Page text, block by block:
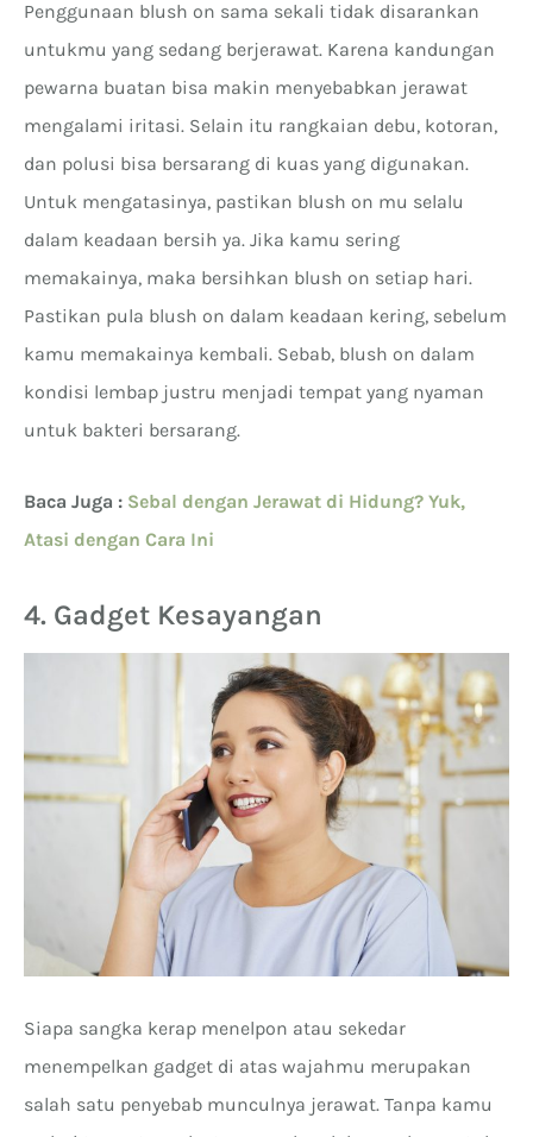
Penggunaan blush on sama sekali tidak disarankan
untukmu yang sedang berjerawat. Karena kandungan
pewarna buatan bisa makin menyebabkan jerawat
mengalami iritasi. Selain itu rangkaian debu, kotoran,
dan polusi bisa bersarang di kuas yang digunakan.
Untuk mengatasinya, pastikan blush on mu selalu
dalam keadaan bersih ya. Jika kamu sering
memakainya, maka bersihkan blush on setiap hari.
Pastikan pula blush on dalam keadaan kering, sebelum
kamu memakainya kembali. Sebab, blush on dalam
kondisi lembap justru menjadi tempat yang nyaman
untuk bakteri bersarang.
Baca Juga : Sebal dengan Jerawat di Hidung? Yuk,
Atasi dengan Cara Ini
4. Gadget Kesayangan
Siapa sangka kerap menelpon atau sekedar
menempelkan gadget di atas wajahmu merupakan
salah satu penyebab munculnya jerawat. Tanpa kamu